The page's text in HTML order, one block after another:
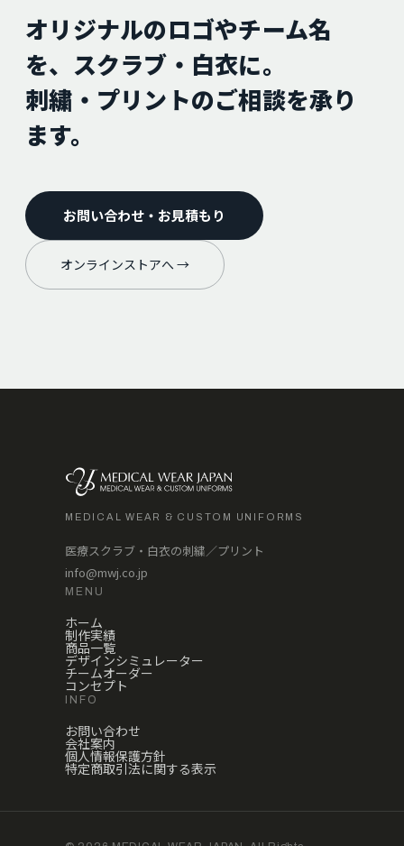
オリジナルのロゴやチーム名
を、スクラブ・白衣に。
刺繍・プリントのご相談を承り
ます。
お問い合わせ・お見積もり
オンラインストアへ →
MEDICAL WEAR & CUSTOM UNIFORMS
医療スクラブ・白衣の刺繍／プリント
info@mwj.co.jp
MENU
ホーム
制作実績
商品一覧
デザインシミュレーター
チームオーダー
コンセプト
INFO
お問い合わせ
会社案内
個人情報保護方針
特定商取引法に関する表示